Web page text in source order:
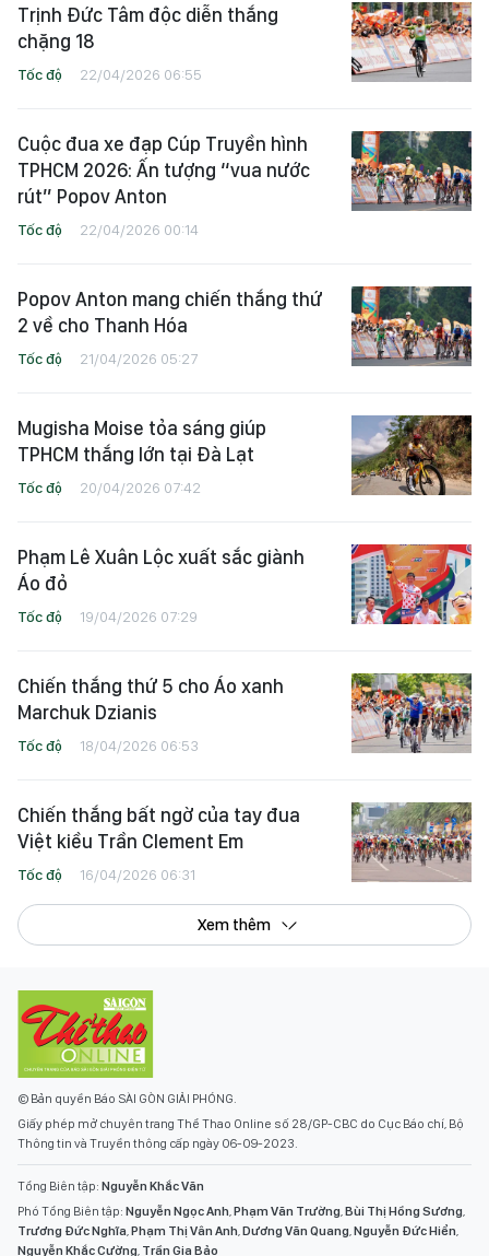
Trịnh Đức Tâm độc diễn thắng
chặng 18
Tốc độ 22/04/2026 06:55
Cuộc đua xe đạp Cúp Truyền hình
TPHCM 2026: Ấn tượng “vua nước
rút” Popov Anton
Tốc độ 22/04/2026 00:14
Popov Anton mang chiến thắng thứ
2 về cho Thanh Hóa
Tốc độ 21/04/2026 05:27
Mugisha Moise tỏa sáng giúp
TPHCM thắng lớn tại Đà Lạt
Tốc độ 20/04/2026 07:42
Phạm Lê Xuân Lộc xuất sắc giành
Áo đỏ
Tốc độ 19/04/2026 07:29
Chiến thắng thứ 5 cho Áo xanh
Marchuk Dzianis
Tốc độ 18/04/2026 06:53
Chiến thắng bất ngờ của tay đua
Việt kiều Trần Clement Em
Tốc độ 16/04/2026 06:31
Xem thêm
© Bản quyền Báo SÀI GÒN GIẢI PHÓNG.
Giấy phép mở chuyên trang Thể Thao Online số 28/GP-CBC do Cục Báo chí, Bộ
Thông tin và Truyền thông cấp ngày 06-09-2023.
Tổng Biên tập: Nguyễn Khắc Văn
Phó Tổng Biên tập: Nguyễn Ngọc Anh,Phạm Văn Trường,Bùi Thị Hồng Sương,
Trương Đức Nghĩa,Phạm Thị Vân Anh,Dương Văn Quang,Nguyễn Đức Hiển,
Nguyễn Khắc Cường, Trần Gia Bảo